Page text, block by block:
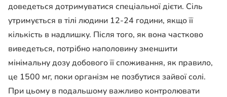
доведеться дотримуватися спеціальної дієти. Сіль
утримується в тілі людини 12-24 години, якщо її
кількість в надлишку. Після того, як вона частково
виведеться, потрібно наполовину зменшити
мінімальну дозу добового її споживання, як правило,
це 1500 мг, поки організм не позбутися зайвої солі.
При цьому в подальшому важливо контролювати